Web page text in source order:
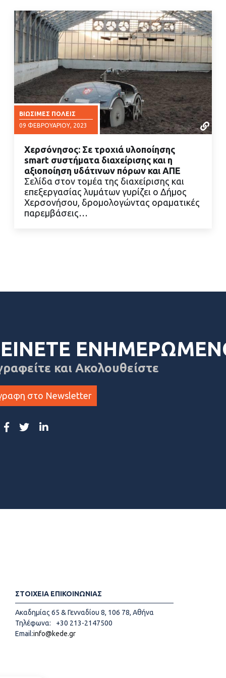
ΒΙΏΣΙΜΕΣ ΠΌΛΕΙΣ
09 ΦΕΒΡΟΥΑΡΊΟΥ, 2023
ΔΙΑΒΑΣΤΕ ΠΕΡΙΣΣΟΤΕΡΑ
Χερσόνησος: Σε τροχιά υλοποίησης
smart συστήματα διαχείρισης και η
αξιοποίηση υδάτινων πόρων και ΑΠΕ
Σελίδα στον τομέα της διαχείρισης και
επεξεργασίας λυμάτων γυρίζει ο Δήμος
Χερσονήσου, δρομολογώντας οραματικές
παρεμβάσεις…
και Ακολουθείστε
στο Newsletter
ΣΤΟΙΧΕΙΑ ΕΠΙΚΟΙΝΩΝΙΑΣ
Ακαδημίας 65 & Γενναδίου 8, 106 78, Αθήνα
Τηλέφωνα:
+30 213-2147500
Email:info@kede.gr